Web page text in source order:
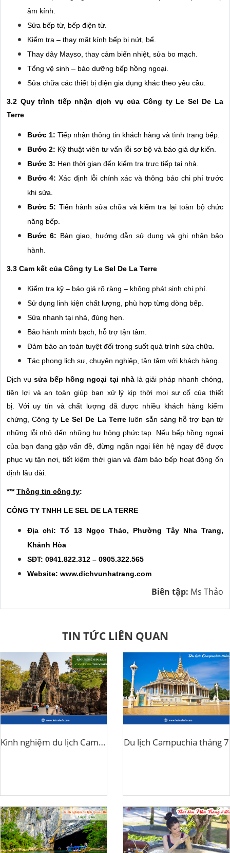
âm kính.
Sửa bếp từ, bếp điện từ.
Kiểm tra – thay mặt kính bếp bị nứt, bể.
Thay dây Mayso, thay cảm biến nhiệt, sửa bo mạch.
Tổng vệ sinh – bảo dưỡng bếp hồng ngoại.
Sửa chữa các thiết bị điện gia dụng khác theo yêu cầu.
3.2 Quy trình tiếp nhận dịch vụ của Công ty Le Sel De La
Terre
Bước 1: Tiếp nhận thông tin khách hàng và tình trạng bếp.
Bước 2: Kỹ thuật viên tư vấn lỗi sơ bộ và báo giá dự kiến.
Bước 3: Hẹn thời gian đến kiểm tra trực tiếp tại nhà.
Bước 4: Xác định lỗi chính xác và thông báo chi phí trước
khi sửa.
Bước 5: Tiến hành sửa chữa và kiểm tra lại toàn bộ chức
năng bếp.
Bước 6: Bàn giao, hướng dẫn sử dụng và ghi nhận bảo
hành.
3.3 Cam kết của Công ty Le Sel De La Terre
Kiểm tra kỹ – báo giá rõ ràng – không phát sinh chi phí.
Sử dụng linh kiện chất lượng, phù hợp từng dòng bếp.
Sửa nhanh tại nhà, đúng hẹn.
Bảo hành minh bạch, hỗ trợ tận tâm.
Đảm bảo an toàn tuyệt đối trong suốt quá trình sửa chữa.
Tác phong lịch sự, chuyên nghiệp, tận tâm với khách hàng.
Dịch vụsửa bếp hồng ngoại tại nhàlà giải pháp nhanh chóng,
tiện lợi và an toàn giúp bạn xử lý kịp thời mọi sự cố của thiết
bị. Với uy tín và chất lượng đã được nhiều khách hàng kiểm
chứng, Công ty Le Sel De La Terre luôn sẵn sàng hỗ trợ bạn từ
những lỗi nhỏ đến những hư hỏng phức tạp. Nếu bếp hồng ngoại
của bạn đang gặp vấn đề, đừng ngần ngại liên hệ ngay để được
phục vụ tận nơi, tiết kiệm thời gian và đảm bảo bếp hoạt động ổn
định lâu dài.
***Thông tin công ty:
CÔNG TY TNHH LE SEL DE LA TERRE
Địa chỉ: Tổ 13 Ngọc Thảo, Phường Tây Nha Trang,
Khánh Hòa
SĐT: 0941.822.312 – 0905.322.565
Website: www.dichvunhatrang.com
Biên tập: Ms Thảo
TIN TỨC LIÊN QUAN
Kinh nghiệm du lịch Campuchia theo tour Du lịch Campuchia tháng 7